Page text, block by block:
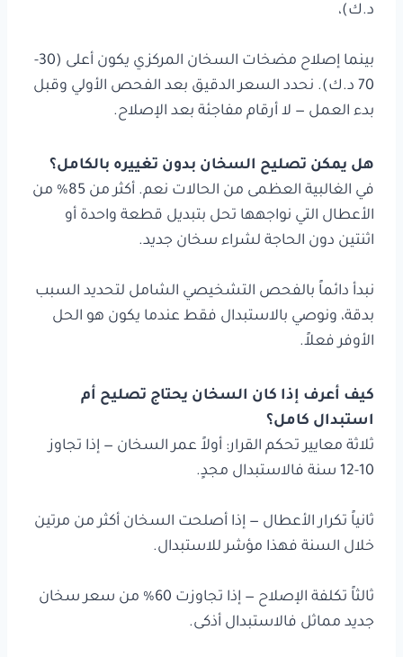
د.ك)،
بينما إصلاح مضخات السخان المركزي يكون أعلى (30-
70 د.ك). نحدد السعر الدقيق بعد الفحص الأولي وقبل
بدء العمل — لا أرقام مفاجئة بعد الإصلاح.
هل يمكن تصليح السخان بدون تغييره بالكامل؟
في الغالبية العظمى من الحالات نعم. أكثر من 85% من
الأعطال التي نواجهها تحل بتبديل قطعة واحدة أو
اثنتين دون الحاجة لشراء سخان جديد.
نبدأ دائماً بالفحص التشخيصي الشامل لتحديد السبب
بدقة، ونوصي بالاستبدال فقط عندما يكون هو الحل
الأوفر فعلاً.
كيف أعرف إذا كان السخان يحتاج تصليح أم
استبدال كامل؟
ثلاثة معايير تحكم القرار: أولاً عمر السخان — إذا تجاوز
10-12 سنة فالاستبدال مجدٍ.
ثانياً تكرار الأعطال — إذا أصلحت السخان أكثر من مرتين
خلال السنة فهذا مؤشر للاستبدال.
ثالثاً تكلفة الإصلاح — إذا تجاوزت 60% من سعر سخان
جديد مماثل فالاستبدال أذكى.